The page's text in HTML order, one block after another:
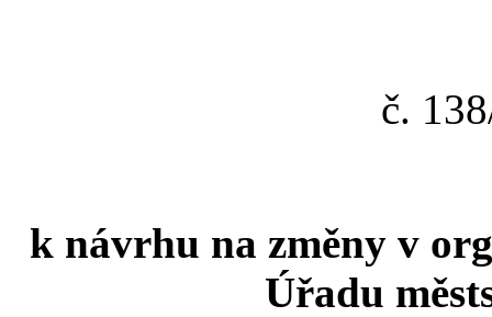
č.
k návrhu na změny v
Úřadu